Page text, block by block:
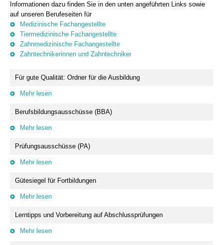
Informationen dazu finden Sie in den unten angeführten Links sowie
auf unseren Berufeseiten für
Medizinische Fachangestellte
Tiermedizinische Fachangestellte
Zahnmedizinische Fachangestellte
Zahntechnikerinnen und Zahntechniker
Für gute Qualität: Ordner für die Ausbildung
Mehr lesen
Berufsbildungsausschüsse (BBA)
Mehr lesen
Prüfungsausschüsse (PA)
Mehr lesen
Gütesiegel für Fortbildungen
Mehr lesen
Lerntipps und Vorbereitung auf Abschlussprüfungen
Mehr lesen